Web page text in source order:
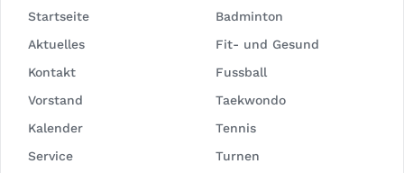
Startseite
Aktuelles
Kontakt
Vorstand
Kalender
Service
Badminton
Fit- und Gesund
Fussball
Taekwondo
Tennis
Turnen